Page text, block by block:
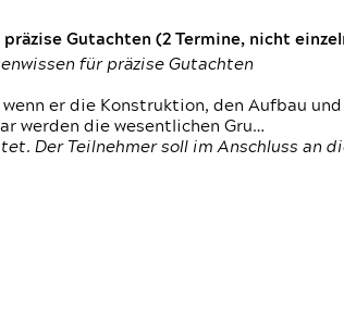
Gutachten (2 Termine, nicht
für präzise Gutachten
er die Konstruktion, den Aufbau
werden die wesentlichen Gru…
Der Teilnehmer soll im Anschluss an